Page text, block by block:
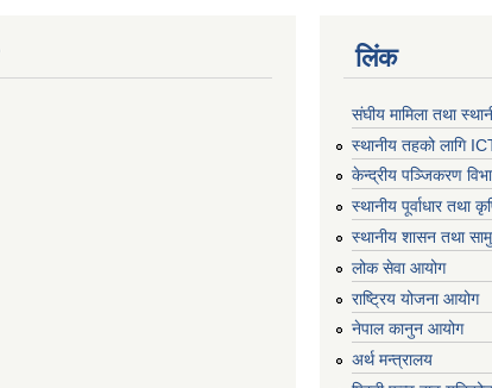
लिंक
संघीय मामिला तथा
स्थानीय तहको लागि
केन्द्रीय पञ्जिकरण
स्थानीय पूर्वाधार तथा
स्थानीय शासन तथा
लोक सेवा आयोग
राष्ट्रिय योजना आयोग
नेपाल कानुन आयोग
अर्थ मन्त्रालय